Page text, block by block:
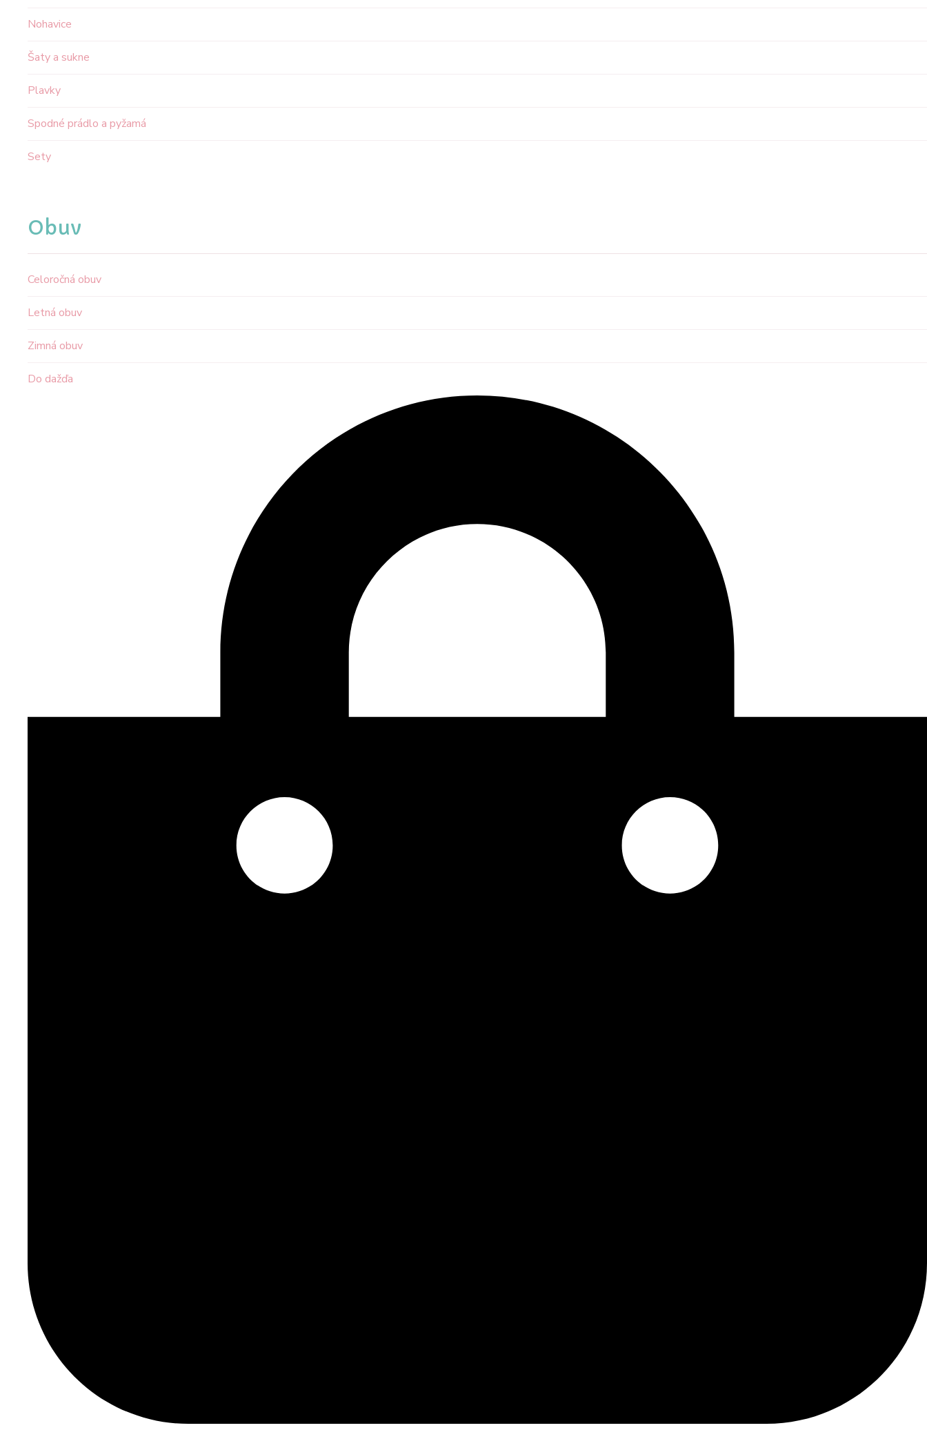
Nohavice
Šaty a sukne
Plavky
Spodné prádlo a pyžamá
Sety
Obuv
Celoročná obuv
Letná obuv
Zimná obuv
Do dažďa